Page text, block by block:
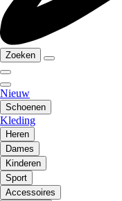
Zoeken
Nieuw
Schoenen
Kleding
Heren
Dames
Kinderen
Sport
Accessoires